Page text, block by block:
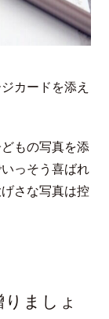
カードを添え
もの写真を添
っそう喜ばれ
さな写真は控
ましょ